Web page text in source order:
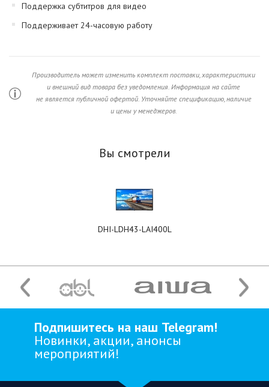
Поддержка субтитров для видео
Поддерживает 24-часовую работу
Производитель может изменить комплект поставки, характеристики
и внешний вид товара без уведомления. Информация на сайте
не является публичной офертой. Уточняйте спецификацию, наличие
и цены у менеджеров.
Вы смотрели
DHI-LDH43-LAI400L
Подпишитесь на наш Telegram!
Новинки, акции, анонсы
мероприятий!